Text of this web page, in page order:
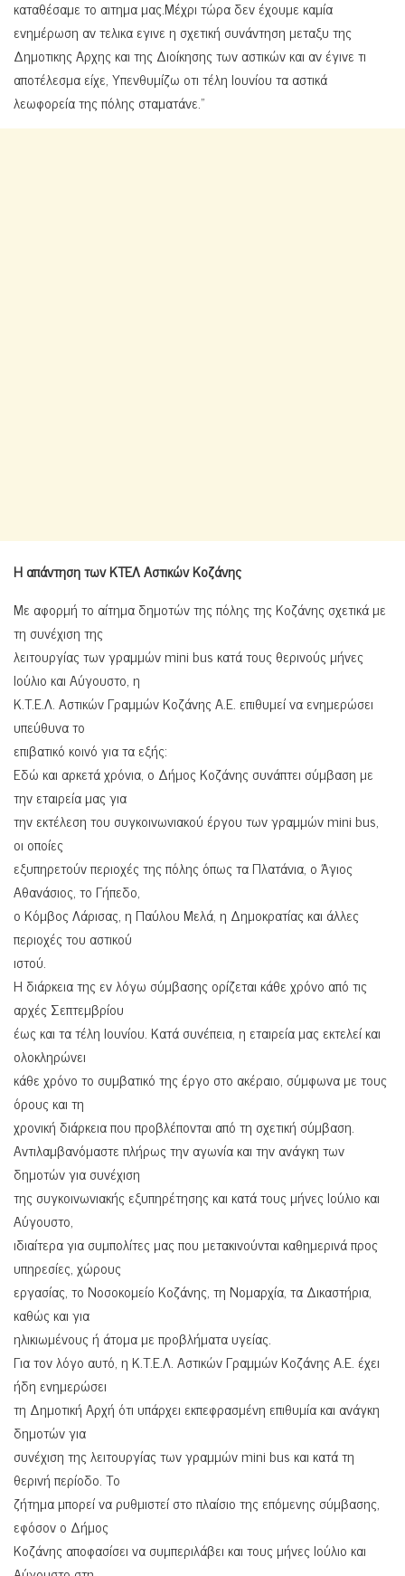
καταθέσαμε το αιτημα μας.Μέχρι τώρα δεν έχουμε καμία
ενημέρωση αν τελικα εγινε η σχετική συνάντηση μεταξυ της
Δημοτικης Αρχης και της Διοίκησης των αστικών και αν έγινε τι
αποτέλεσμα είχε, Υπενθυμίζω οτι τέλη Ιουνίου τα αστικά
λεωφορεία της πόλης σταματάνε.”
Η απάντηση των ΚΤΕΛ Αστικών Κοζάνης
Με αφορμή το αίτημα δημοτών της πόλης της Κοζάνης σχετικά με
τη συνέχιση της
λειτουργίας των γραμμών mini bus κατά τους θερινούς μήνες
Ιούλιο και Αύγουστο, η
Κ.Τ.Ε.Λ. Αστικών Γραμμών Κοζάνης Α.Ε. επιθυμεί να ενημερώσει
υπεύθυνα το
επιβατικό κοινό για τα εξής:
Εδώ και αρκετά χρόνια, ο Δήμος Κοζάνης συνάπτει σύμβαση με
την εταιρεία μας για
την εκτέλεση του συγκοινωνιακού έργου των γραμμών mini bus,
οι οποίες
εξυπηρετούν περιοχές της πόλης όπως τα Πλατάνια, ο Άγιος
Αθανάσιος, το Γήπεδο,
ο Κόμβος Λάρισας, η Παύλου Μελά, η Δημοκρατίας και άλλες
περιοχές του αστικού
ιστού.
Η διάρκεια της εν λόγω σύμβασης ορίζεται κάθε χρόνο από τις
αρχές Σεπτεμβρίου
έως και τα τέλη Ιουνίου. Κατά συνέπεια, η εταιρεία μας εκτελεί και
ολοκληρώνει
κάθε χρόνο το συμβατικό της έργο στο ακέραιο, σύμφωνα με τους
όρους και τη
χρονική διάρκεια που προβλέπονται από τη σχετική σύμβαση.
Αντιλαμβανόμαστε πλήρως την αγωνία και την ανάγκη των
δημοτών για συνέχιση
της συγκοινωνιακής εξυπηρέτησης και κατά τους μήνες Ιούλιο και
Αύγουστο,
ιδιαίτερα για συμπολίτες μας που μετακινούνται καθημερινά προς
υπηρεσίες, χώρους
εργασίας, το Νοσοκομείο Κοζάνης, τη Νομαρχία, τα Δικαστήρια,
καθώς και για
ηλικιωμένους ή άτομα με προβλήματα υγείας.
Για τον λόγο αυτό, η Κ.Τ.Ε.Λ. Αστικών Γραμμών Κοζάνης Α.Ε. έχει
ήδη ενημερώσει
τη Δημοτική Αρχή ότι υπάρχει εκπεφρασμένη επιθυμία και ανάγκη
δημοτών για
συνέχιση της λειτουργίας των γραμμών mini bus και κατά τη
θερινή περίοδο. Το
ζήτημα μπορεί να ρυθμιστεί στο πλαίσιο της επόμενης σύμβασης,
εφόσον ο Δήμος
Κοζάνης αποφασίσει να συμπεριλάβει και τους μήνες Ιούλιο και